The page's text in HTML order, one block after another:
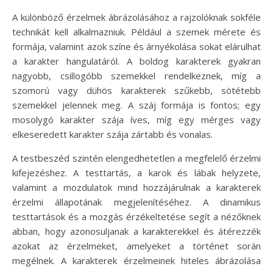
A különböző érzelmek ábrázolásához a rajzolóknak sokféle
technikát kell alkalmazniuk. Például a szemek mérete és
formája, valamint azok színe és árnyékolása sokat elárulhat
a karakter hangulatáról. A boldog karakterek gyakran
nagyobb, csillogóbb szemekkel rendelkeznek, míg a
szomorú vagy dühös karakterek szűkebb, sötétebb
szemekkel jelennek meg. A száj formája is fontos; egy
mosolygó karakter szája íves, míg egy mérges vagy
elkeseredett karakter szája zártabb és vonalas.
A testbeszéd szintén elengedhetetlen a megfelelő érzelmi
kifejezéshez. A testtartás, a karok és lábak helyzete,
valamint a mozdulatok mind hozzájárulnak a karakterek
érzelmi állapotának megjelenítéséhez. A dinamikus
testtartások és a mozgás érzékeltetése segít a nézőknek
abban, hogy azonosuljanak a karakterekkel és átérezzék
azokat az érzelmeket, amelyeket a történet során
megélnek. A karakterek érzelmeinek hiteles ábrázolása